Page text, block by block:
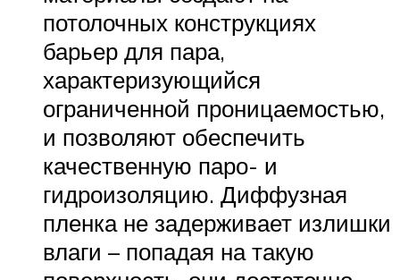
потолочных конструкциях
барьер для пара,
характеризующийся
ограниченной проницаемостью,
и позволяют обеспечить
качественную паро- и
гидроизоляцию. Диффузная
пленка не задерживает излишки
влаги – попадая на такую